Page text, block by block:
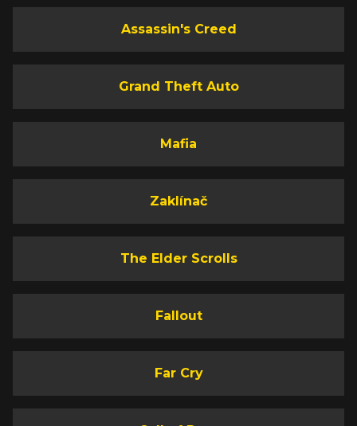
Assassin's Creed
Grand Theft Auto
Mafia
Zaklínač
The Elder Scrolls
Fallout
Far Cry